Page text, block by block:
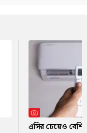
এসির চেয়েও বেশি